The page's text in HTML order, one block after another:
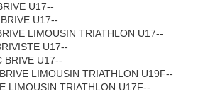
U17--
U17--
LIMOUSIN TRIATHLON U17--
U17--
BRIVE U17--
LIMOUSIN TRIATHLON U19F--
LIMOUSIN TRIATHLON U17F--